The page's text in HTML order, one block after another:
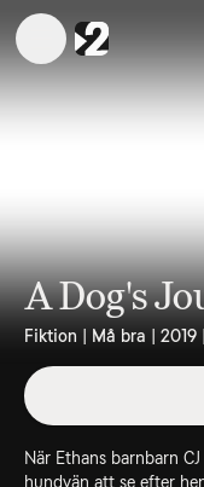
A Dog's
Fiktion | Må bra | 2019
När Ethans barnbarn
hundvän att se efter